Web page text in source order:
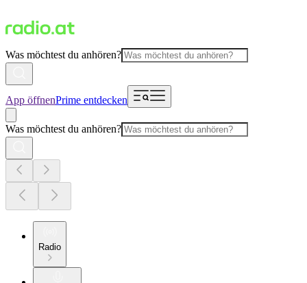
Was möchtest du anhören?
App öffnenPrime entdecken
Was möchtest du anhören?
Radio